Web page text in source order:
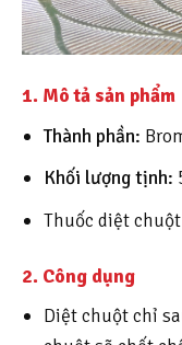
1. Mô tả sản phẩm
Thành phần:
Khối lượng tịnh:
Thuốc diệt
2. Công dụng
Diệt chuột chỉ